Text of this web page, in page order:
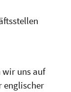
wir uns auf
englischer